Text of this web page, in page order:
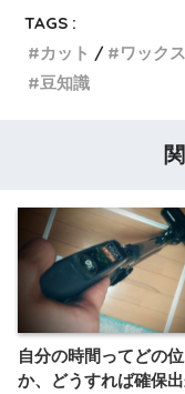
TAGS :
カット
ワック
豆知識
自分の時間ってどの
か、どうすれば確保